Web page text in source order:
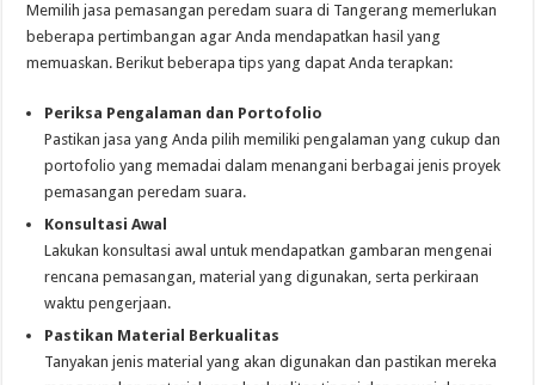
Memilih jasa pemasangan peredam suara di Tangerang memerlukan
beberapa pertimbangan agar Anda mendapatkan hasil yang
memuaskan. Berikut beberapa tips yang dapat Anda terapkan:
Periksa Pengalaman dan Portofolio
Pastikan jasa yang Anda pilih memiliki pengalaman yang cukup dan
portofolio yang memadai dalam menangani berbagai jenis proyek
pemasangan peredam suara.
Konsultasi Awal
Lakukan konsultasi awal untuk mendapatkan gambaran mengenai
rencana pemasangan, material yang digunakan, serta perkiraan
waktu pengerjaan.
Pastikan Material Berkualitas
Tanyakan jenis material yang akan digunakan dan pastikan mereka